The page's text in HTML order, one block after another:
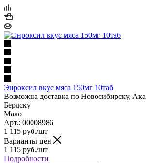
Энроксил вкус мяса 150мг 10таб
Возможна доставка по Новосибирску,
Бердску
Мало
Арт.: 00008986
1 115 руб./шт
Варианты цен
1 115 руб./шт
Подробности